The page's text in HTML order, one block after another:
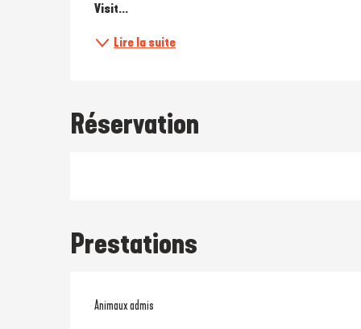
Visit...
Lire la suite
Réservation
Prestations
Animaux admis